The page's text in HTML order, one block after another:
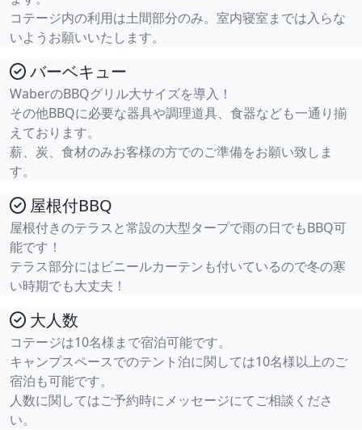
コテージ内の利用は土間部分のみ。室内寝室までは入らな
いようお願いいたします。
バーベキュー
WaberのBBQグリル大サイズを導入！
その他BBQに必要な器具や調理道具、食器なども一通り揃
えております。
薪、炭、食材のみお客様の方でのご準備をお願い致しま
す。
屋根付BBQ
屋根付きのテラスと常設の大型タープで雨の日でもBBQ可
能です！
テラス部分にはビニールカーテンも付いているので冬の寒
い時期でも大丈夫！
大人数
コテージは10名様まで宿泊可能です。
キャンプスペースでのテント泊に関しては10名様以上のご
宿泊も可能です。
人数に関してはご予約時にメッセージにてご相談くださ
い。